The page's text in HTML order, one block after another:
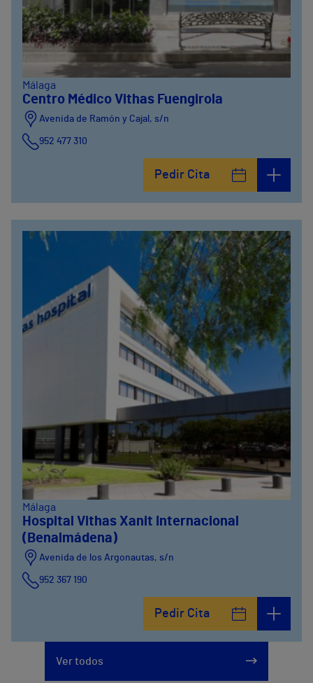
Málaga
Centro Médico Vithas Fuengirola
Avenida de Ramón y Cajal, s/n
952 477 310
Pedir Cita
Málaga
Hospital Vithas Xanit Internacional
(Benalmádena)
Avenida de los Argonautas, s/n
952 367 190
Pedir Cita
Ver todos